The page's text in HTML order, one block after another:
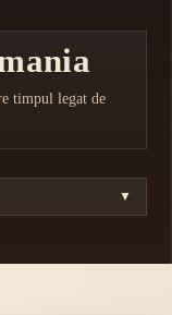
timpul legat de
▼